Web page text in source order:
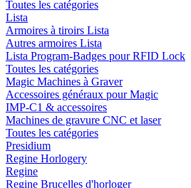
Toutes les catégories
Lista
Armoires à tiroirs Lista
Autres armoires Lista
Lista Program-Badges pour RFID Lock
Toutes les catégories
Magic Machines à Graver
Accessoires généraux pour Magic
IMP-C1 & accessoires
Machines de gravure CNC et laser
Toutes les catégories
Presidium
Regine Horlogery
Regine
Regine Brucelles d'horloger